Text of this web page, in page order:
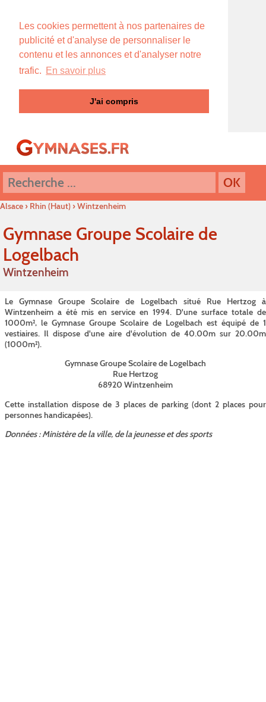
Les cookies permettent à nos partenaires de
publicité et d'analyse de personnaliser le
contenu et les annonces et d'analyser notre
trafic. En savoir plus
J'ai compris
Alsace› Rhin (Haut)›Wintzenheim
Gymnase Groupe Scolaire de
Logelbach
Wintzenheim
Le Gymnase Groupe Scolaire de Logelbach situé Rue Hertzog à
Wintzenheim a été mis en service en 1994. D'une surface totale de
1000m², le Gymnase Groupe Scolaire de Logelbach est équipé de 1
vestiaires. Il dispose d'une aire d'évolution de 40.00m sur 20.00m
(1000m²).
Gymnase Groupe Scolaire de Logelbach
Rue Hertzog
68920 Wintzenheim
Cette installation dispose de 3 places de parking (dont 2 places pour
personnes handicapées).
Données : Ministère de la ville, de la jeunesse et des sports